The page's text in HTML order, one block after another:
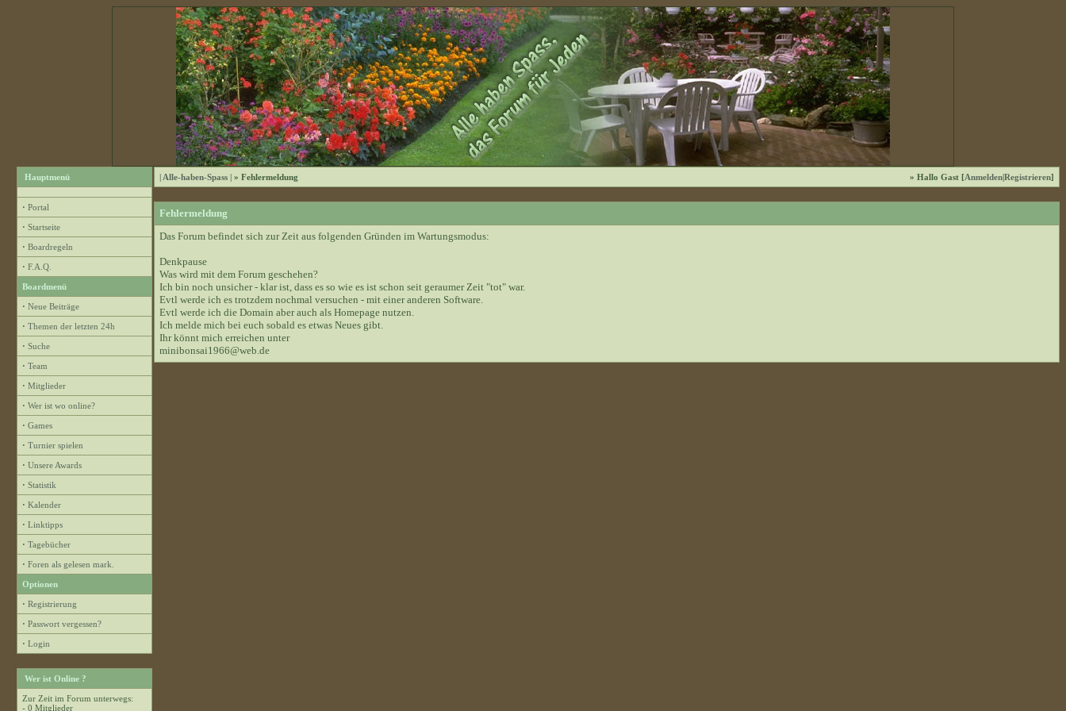
Hauptmenü
· Portal
· Startseite
· Boardregeln
· F.A.Q.
Boardmenü
· Neue Beiträge
· Themen der letzten 24h
· Suche
· Team
· Mitglieder
· Wer ist wo online?
· Games
· Turnier spielen
· Unsere Awards
· Statistik
· Kalender
· Linktipps
· Tagebücher
· Foren als gelesen mark.
Optionen
· Registrierung
· Passwort vergessen?
· Login
Wer ist Online ?
Zur Zeit im Forum unterwegs:
- 0 Mitglieder
| Alle-haben-Spass | » Fehlermeldung » Hallo Gast [Anmelden|Registrieren]
Fehlermeldung
Das Forum befindet sich zur Zeit aus folgenden Gründen im Wartungsmodus:
Denkpause
Was wird mit dem Forum geschehen?
Ich bin noch unsicher - klar ist, dass es so wie es ist schon seit geraumer Zeit "tot" war.
Evtl werde ich es trotzdem nochmal versuchen - mit einer anderen Software.
Evtl werde ich die Domain aber auch als Homepage nutzen.
Ich melde mich bei euch sobald es etwas Neues gibt.
Ihr könnt mich erreichen unter
minibonsai1966@web.de